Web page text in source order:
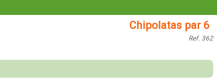
Chipolatas par 6
Ref. 362